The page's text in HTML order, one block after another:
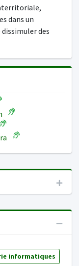
dans un
des
informatiques